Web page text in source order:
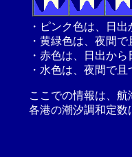
・ピンク色は、日
・黄緑色は、夜間
・赤色は、日出か
・水色は、夜間で
ここでの情報は、
各港の潮汐調和定数